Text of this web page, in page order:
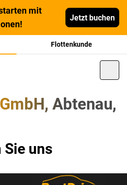
mit
Jetzt buchen
Flottenkunde
Abtenau,
uns